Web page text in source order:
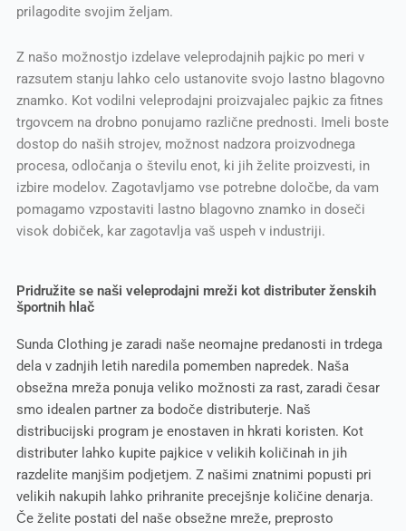
prilagodite svojim željam.
Z našo možnostjo izdelave veleprodajnih pajkic po meri v
razsutem stanju lahko celo ustanovite svojo lastno blagovno
znamko. Kot vodilni veleprodajni proizvajalec pajkic za fitnes
trgovcem na drobno ponujamo različne prednosti. Imeli boste
dostop do naših strojev, možnost nadzora proizvodnega
procesa, odločanja o številu enot, ki jih želite proizvesti, in
izbire modelov. Zagotavljamo vse potrebne določbe, da vam
pomagamo vzpostaviti lastno blagovno znamko in doseči
visok dobiček, kar zagotavlja vaš uspeh v industriji.
Pridružite se naši veleprodajni mreži kot distributer ženskih
športnih hlač
Sunda Clothing je zaradi naše neomajne predanosti in trdega
dela v zadnjih letih naredila pomemben napredek. Naša
obsežna mreža ponuja veliko možnosti za rast, zaradi česar
smo idealen partner za bodoče distributerje. Naš
distribucijski program je enostaven in hkrati koristen. Kot
distributer lahko kupite pajkice v velikih količinah in jih
razdelite manjšim podjetjem. Z našimi znatnimi popusti pri
velikih nakupih lahko prihranite precejšnje količine denarja.
Če želite postati del naše obsežne mreže, preprosto